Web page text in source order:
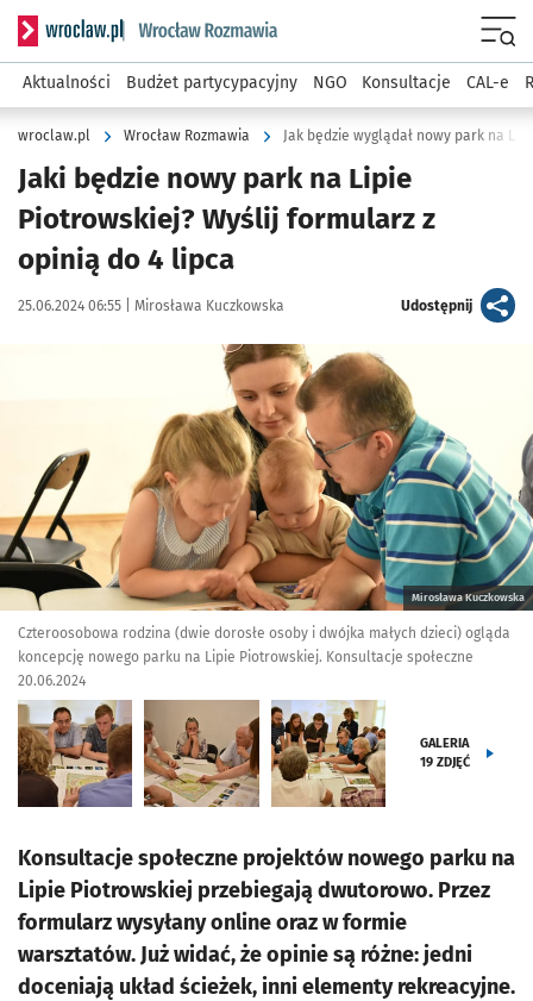
Serwis informacyjny wroclaw.pl podserwis: Rozmawia
Aktualności Budżet partycypacyjny NGO Konsultacje CAL-e
wroclaw.pl Wrocław Rozmawia Jak będzie wyglądał nowy park na
Jaki będzie nowy park na Lipie
Piotrowskiej? Wyślij formularz z
opinią do 4 lipca
Data publikacji:
25.06.2024 06:55 | Autor:
Mirosława Kuczkowska Udostępnijartykuł
Kliknij, aby zobaczyć galerię
Mirosława Kuczkowska
Czteroosobowa rodzina (dwie dorosłe osoby i dwójka małych dzieci) ogląda
koncepcję nowego parku na Lipie Piotrowskiej. Konsultacje społeczne
20.06.2024
GALERIA
19 ZDJĘĆ
Konsultacje społeczne projektów nowego parku na
Lipie Piotrowskiej przebiegają dwutorowo. Przez
formularz wysyłany online oraz w formie
warsztatów. Już widać, że opinie są różne: jedni
doceniają układ ścieżek, inni elementy rekreacyjne.